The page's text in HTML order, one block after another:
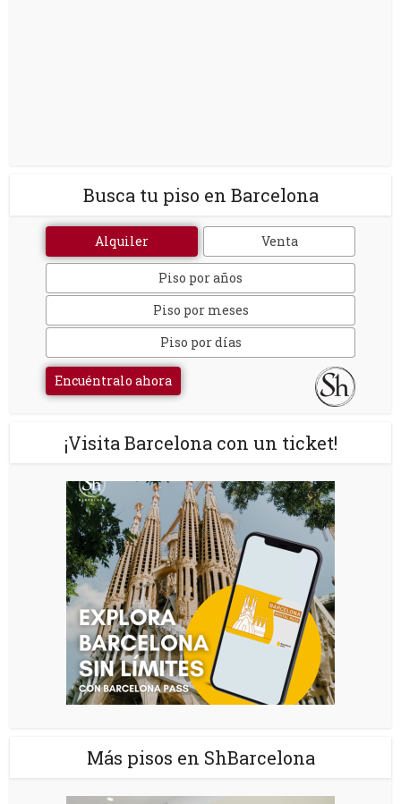
Busca tu piso en Barcelona
Alquiler Venta
Piso por años
Piso por meses
Piso por días
Encuéntralo ahora
¡Visita Barcelona con un ticket!
Más pisos en ShBarcelona